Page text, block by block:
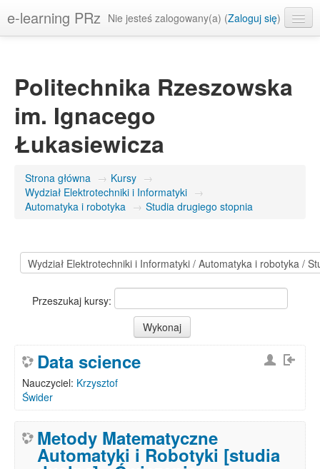
e-learning PRz Nie jesteś zalogowany(a) (Zaloguj się)
Politechnika Rzeszowska
im. Ignacego
Łukasiewicza
Strona główna → Kursy →
Wydział Elektrotechniki i Informatyki →
Automatyka i robotyka → Studia drugiego stopnia
Przeszukaj kursy:
Data science
Nauczyciel: Krzysztof
Świder
Metody Matematyczne
Automatyki i Robotyki [studia